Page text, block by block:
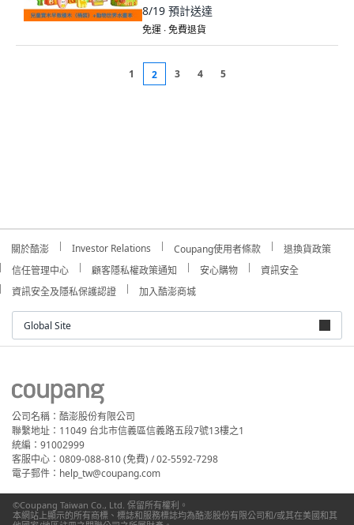
8/19 預計送達
免運 ∙ 免費退貨
1 2 3 4 5
關於酷澎 Investor Relations Coupang使用者條款
退換貨政策
信任管理中心
顧客隱私權政策通知 安心購物
資訊安全
資訊安全及隱私保護認證
加入酷澎商城
Global Site
公司名稱：酷澎股份有限公司
聯繫地址：11049 台北市信義區信義路五段7號13樓之1
統編：91002999
客服中心：0809-088-810 (免費) / 02-5592-7298
電子郵件：help_tw@coupang.com
©Coupang Taiwan Co., Ltd. 保留所有權利。
本網站上顯示的所有商標、標誌和服務標誌均為酷澎股份有限公司和/或其在美國和其